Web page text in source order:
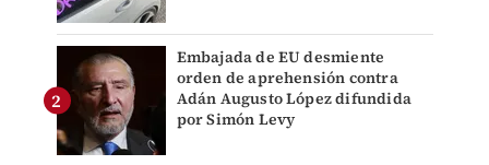
Embajada de EU desmiente
orden de aprehensión contra
Adán Augusto López difundida
por Simón Levy